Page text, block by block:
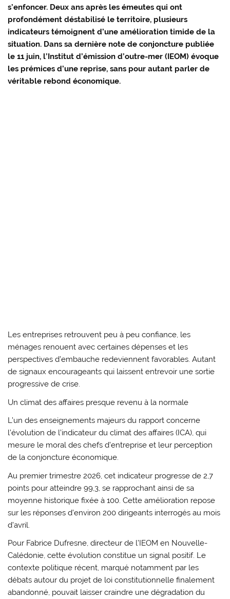
s’enfoncer. Deux ans après les émeutes qui ont
profondément déstabilisé le territoire, plusieurs
indicateurs témoignent d’une amélioration timide de la
situation. Dans sa dernière note de conjoncture publiée
le 11 juin, l’Institut d’émission d’outre-mer (IEOM) évoque
les prémices d’une reprise, sans pour autant parler de
véritable rebond économique.
Les entreprises retrouvent peu à peu confiance, les
ménages renouent avec certaines dépenses et les
perspectives d’embauche redeviennent favorables. Autant
de signaux encourageants qui laissent entrevoir une sortie
progressive de crise.
Un climat des affaires presque revenu à la normale
L’un des enseignements majeurs du rapport concerne
l’évolution de l’indicateur du climat des affaires (ICA), qui
mesure le moral des chefs d’entreprise et leur perception
de la conjoncture économique.
Au premier trimestre 2026, cet indicateur progresse de 2,7
points pour atteindre 99,3, se rapprochant ainsi de sa
moyenne historique fixée à 100. Cette amélioration repose
sur les réponses d’environ 200 dirigeants interrogés au mois
d’avril.
Pour Fabrice Dufresne, directeur de l’IEOM en Nouvelle-
Calédonie, cette évolution constitue un signal positif. Le
contexte politique récent, marqué notamment par les
débats autour du projet de loi constitutionnelle finalement
abandonné, pouvait laisser craindre une dégradation du